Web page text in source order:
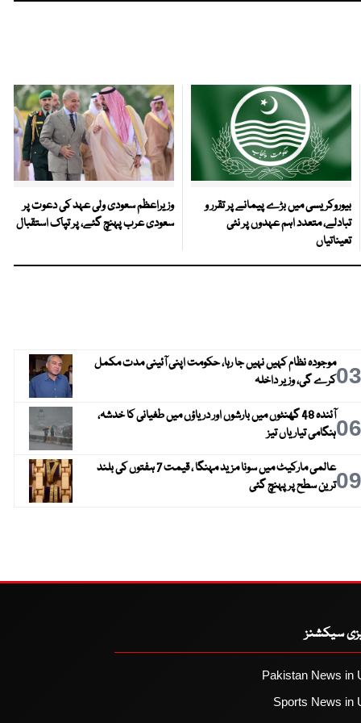
بیوروکریسی میں بڑے پیمانے پر تقرر و
تبادلے، متعدد اہم عہدوں پر نئی
تعیناتیاں
وزیراعظم سعودی ولی عہد کی دعوت پر
سعودی عرب پہنچ گئے، پر تپاک استقبال
03موجودہ نظام کہیں نہیں جا رہا، حکومت اپنی آئینی مدت مکمل
کرے گی، وزیر داخلہ
06
آئندہ 48 گھنٹوں میں بارشوں اور دریاؤں میں طغیانی کا خدشہ،
ہنگامی تیاریاں تیز
09
عالمی مارکیٹ میں سونا مزید مہنگا ، قیمت 7 ہفتوں کی بلند
ترین سطح پر پہنچ گئی
سیکشنز
Pakistan News in
Sports News in